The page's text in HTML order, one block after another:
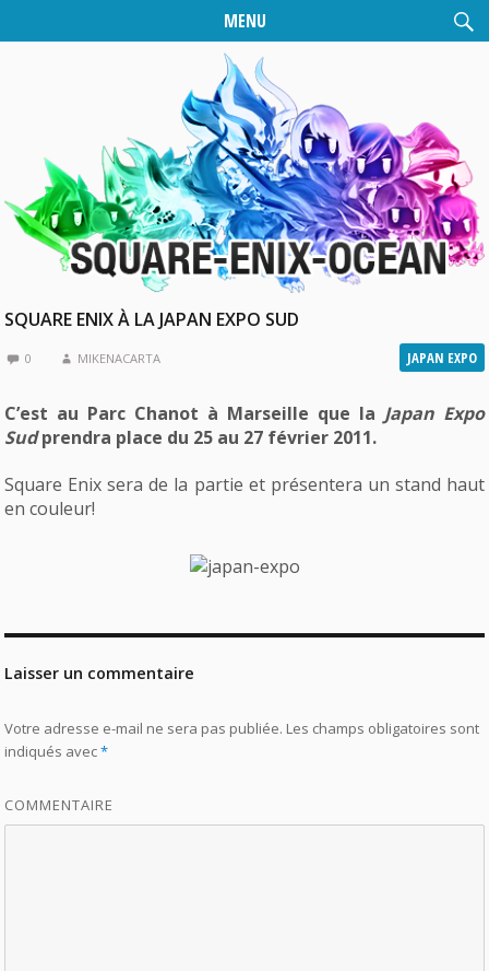
MENU
SQUARE ENIX À LA JAPAN EXPO SUD
JAPAN EXPO
0 MIKENACARTA
C’est au Parc Chanot à Marseille que la Japan Expo
Sudprendra place du 25 au 27 février 2011.
Square Enix sera de la partie et présentera un stand haut
en couleur!
Laisser un commentaire
Votre adresse e-mail ne sera pas publiée. Les champs obligatoires sont
indiqués avec*
COMMENTAIRE